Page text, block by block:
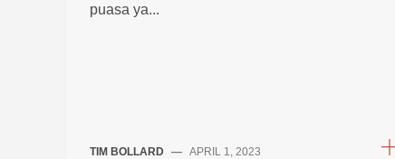
puasa ya...
TIM BOLLARD — APRIL 1, 2023